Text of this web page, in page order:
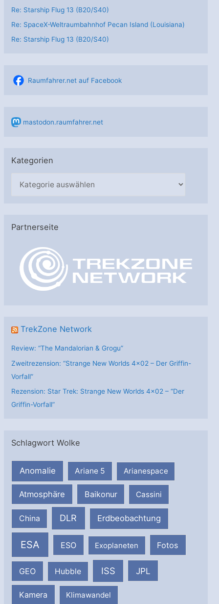
Re: Starship Flug 13 (B20/S40)
Re: SpaceX-Weltraumbahnhof Pecan Island (Louisiana)
Re: Starship Flug 13 (B20/S40)
Raumfahrer.net auf Facebook
mastodon.raumfahrer.net
Kategorien
g
Partnerseite
TrekZone Network
Review: “The Mandalorian & Grogu”
Zweitrezension: “Strange New Worlds 4×02 – Der Griffin-
Vorfall”
Rezension: Star Trek: Strange New Worlds 4×02 – “Der
Griffin-Vorfall”
Schlagwort Wolke
Anomalie Ariane 5 Arianespace
Atmosphäre Baikonur Cassini
China DLR Erdbeobachtung
ESA ESO Exoplaneten Fotos
GEO Hubble ISS JPL
Kamera Klimawandel